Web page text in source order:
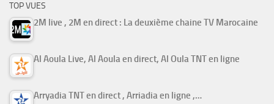
TOP VUES
2M live , 2M en direct : La deuxième chaine TV Marocaine
Al Aoula Live, Al Aoula en direct, Al Oula TNT en ligne
Arryadia TNT en direct , Arriadia en ligne ,…